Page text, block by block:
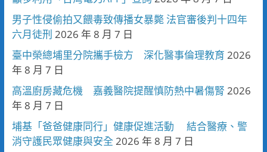
男子性侵偷拍又餵毒致傳播女暴斃 法官審後判十四年
六月徒刑 2026 年 8 月 7 日
臺中榮總埔里分院攜手檢方 深化醫事倫理教育 2026
年 8 月 7 日
高溫廚房藏危機 嘉義醫院提醒慎防熱中暑傷腎 2026
年 8 月 7 日
埔基「爸爸健康同行」健康促進活動 結合醫療、警
消守護民眾健康與安全 2026 年 8 月 7 日